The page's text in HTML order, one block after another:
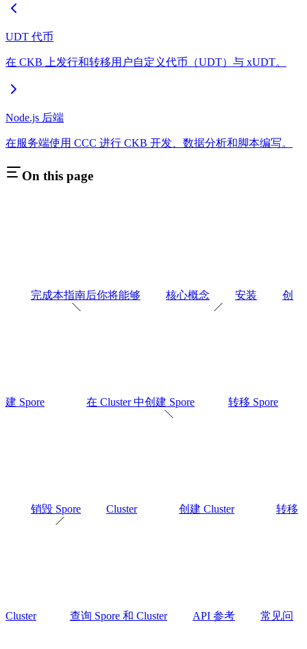
UDT 代币
在 CKB 上发行和转移用户自定义代币（UDT）与 xUDT。
Node.js 后端
在服务端使用 CCC 进行 CKB 开发、数据分析和脚本编写。
On this page
完成本指南后你将能够 核心概念 安装 创
建 Spore 在 Cluster 中创建 Spore 转移 Spore
销毁 Spore Cluster 创建 Cluster 转移
Cluster 查询 Spore 和 Cluster API 参考 常见问